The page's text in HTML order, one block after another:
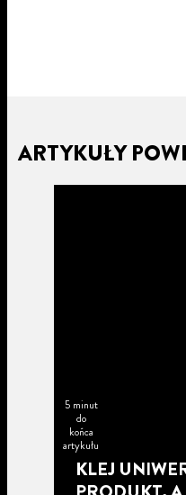
ARTYKUŁY
5 minut
do
końca
artykułu
KLEJ